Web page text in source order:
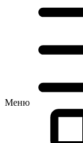
Меню